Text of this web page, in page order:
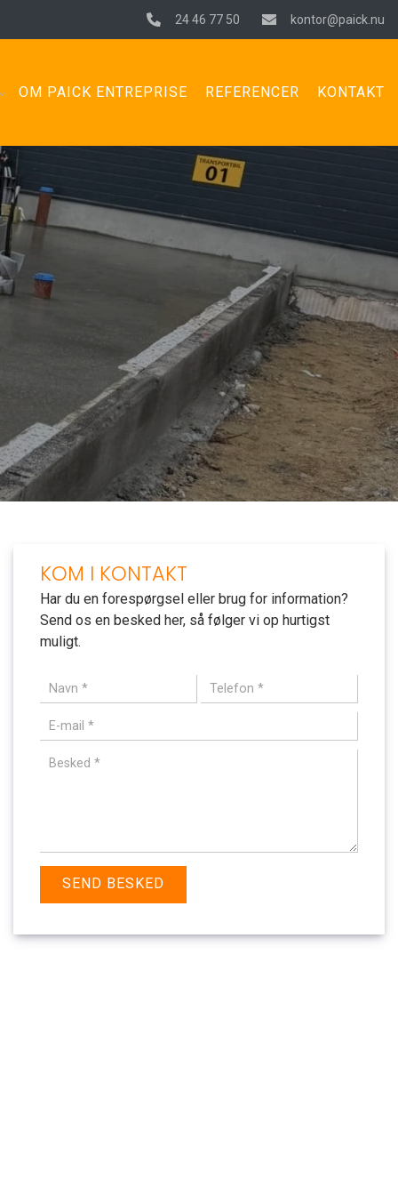
24 46 77 50 kontor@paick.nu
OM PAICK ENTREPRISE REFERENCER KONTAKT
KOM I KONTAKT
Har du en forespørgsel eller brug for information?
Send os en besked her, så følger vi op hurtigst
muligt.